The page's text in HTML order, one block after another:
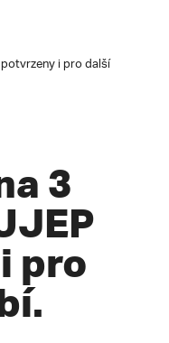
i pro další
3
pro